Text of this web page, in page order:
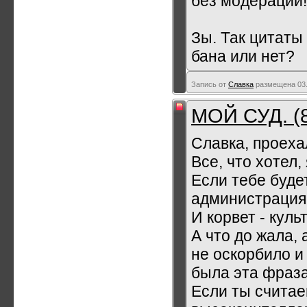
Зы. Так
бана или нет?
Запись от Славка размещена
МОЙ СУД.
Славка,
Все, что
Если тебе
И корвет -
А что до жала,
не оскорбило
была эта
Если ты